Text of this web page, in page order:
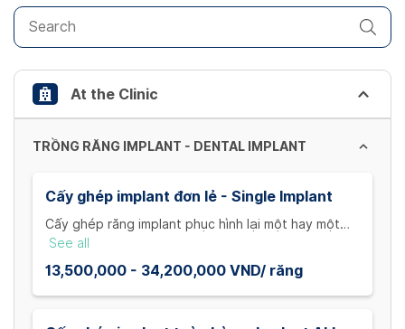
get
the
keyboard
shortcuts
for
changing
dates.
At the Clinic
TRỒNG RĂNG IMPLANT - DENTAL IMPLANT
Cấy ghép implant đơn lẻ - Single Implant
Cấy ghép răng implant phục hình lại một hay một
vài răng bị mất. Chi phí trọn gói bao gồm chi phí trụ
implant, chi phí abutment, chi phí mão răng sứ trên
implant.
Đa dạng dòng trụ implant chất lượng từ Hàn Quốc,
See all
13,500,000 - 34,200,000 VND/ răng